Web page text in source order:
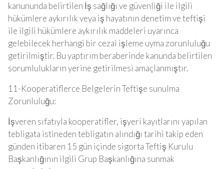
kanununda belirtilen İş sağlığı ve güvenliği ile ilgili
hükümlere aykırılık veya iş hayatının denetim ve teftişi
ile ilgili hükümlere aykırılık maddeleri uyarınca
gelebilecek herhangi bir cezai işleme uyma zorunluluğu
getirilmiştir. Bu yaptırım beraberinde kanunda belirtilen
sorumlulukların yerine getirilmesi amaçlanmıştır.
11-Kooperatiflerce Belgelerin Teftişe sunulma
Zorunluluğu:
İşveren sıfatıyla kooperatifler, işyeri kayıtlarını yapılan
tebligata istineden tebligatın alındığı tarihi takip eden
günden itibaren 15 gün içinde sigorta Teftiş Kurulu
Başkanlığının ilgili Grup Başkanlığına sunmak